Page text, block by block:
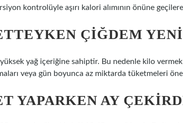
kontrolüyle aşırı kalori alımının önüne
ÇIĞDEM
yağ içeriğine sahiptir. Bu nedenle kilo
veya gün boyunca az miktarda tüketmeleri
YAPARKEN AY